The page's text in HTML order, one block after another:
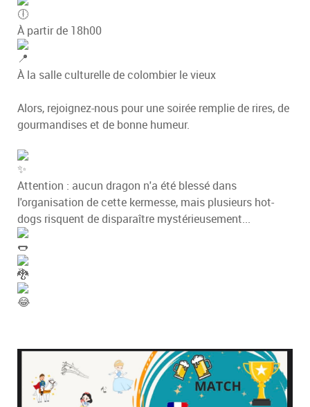
À partir de 18h00
À la salle culturelle de colombier le vieux
Alors, rejoignez-nous pour une soirée remplie de rires, de
gourmandises et de bonne humeur.
Attention : aucun dragon n'a été blessé dans
l'organisation de cette kermesse, mais plusieurs hot-
dogs risquent de disparaître mystérieusement...